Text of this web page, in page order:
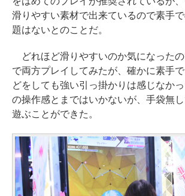
滑りやすい素材で出来ているので素手
題はないとのことだ。
どれほど滑りやすいのか気になった
で両方プレイしてみたが、確かに素手
どをしても強い引っ掛かりは感じなか
の操作感とまではいかないが、手袋無
遊ぶことができた。